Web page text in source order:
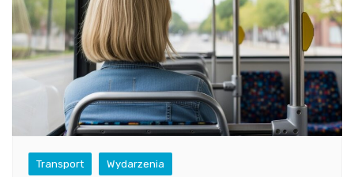
Transport Wydarzenia